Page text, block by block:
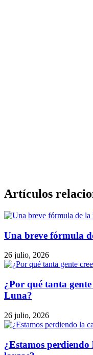
Artículos
Una breve fórmula
26 julio, 2026
¿Por qué tanta
Luna?
26 julio, 2026
¿Estamos perdiendo